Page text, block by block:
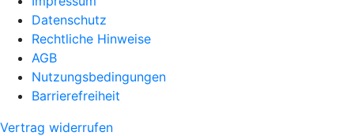
Datenschutz
Rechtliche Hinweise
AGB
Nutzungsbedingungen
Barrierefreiheit
Vertrag widerrufen